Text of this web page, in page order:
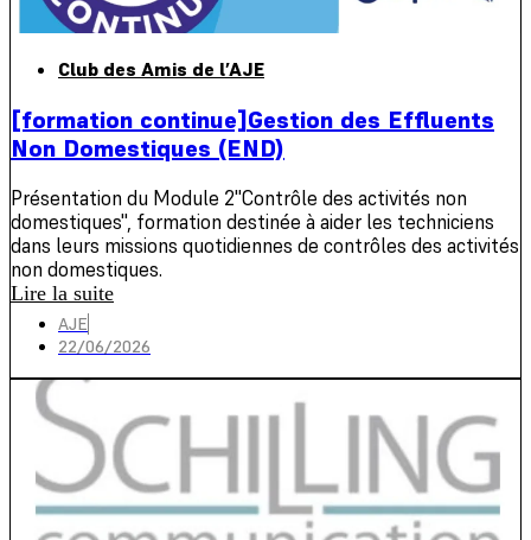
Club des Amis de l’AJE
[formation continue]Gestion des Effluents
Non Domestiques (END)
Présentation du Module 2"Contrôle des activités non
domestiques", formation destinée à aider les techniciens
dans leurs missions quotidiennes de contrôles des activités
non domestiques.
Lire la suite
AJE
22/06/2026